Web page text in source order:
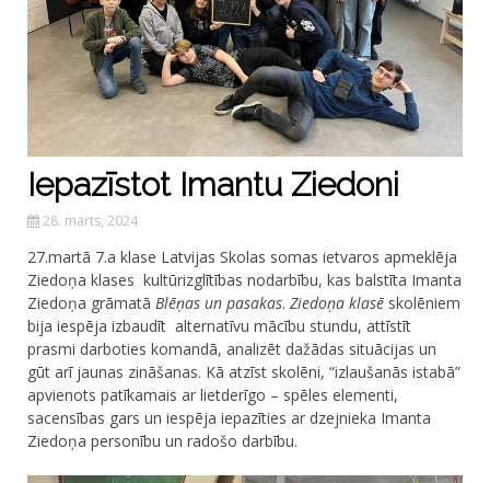
Iepazīstot Imantu Ziedoni
28. marts, 2024
27.martā 7.a klase Latvijas Skolas somas ietvaros apmeklēja
Ziedoņa klases kultūrizglītības nodarbību, kas balstīta Imanta
Ziedoņa grāmatā Blēņas un pasakas. Ziedoņa klasē skolēniem
bija iespēja izbaudīt alternatīvu mācību stundu, attīstīt
prasmi darboties komandā, analizēt dažādas situācijas un
gūt arī jaunas zināšanas. Kā atzīst skolēni, “izlaušanās istabā”
apvienots patīkamais ar lietderīgo – spēles elementi,
sacensības gars un iespēja iepazīties ar dzejnieka Imanta
Ziedoņa personību un radošo darbību.